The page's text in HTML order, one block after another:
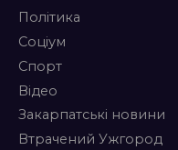
Політика
Соціум
Спорт
Відео
Закарпатські новини
Втрачений Ужгород